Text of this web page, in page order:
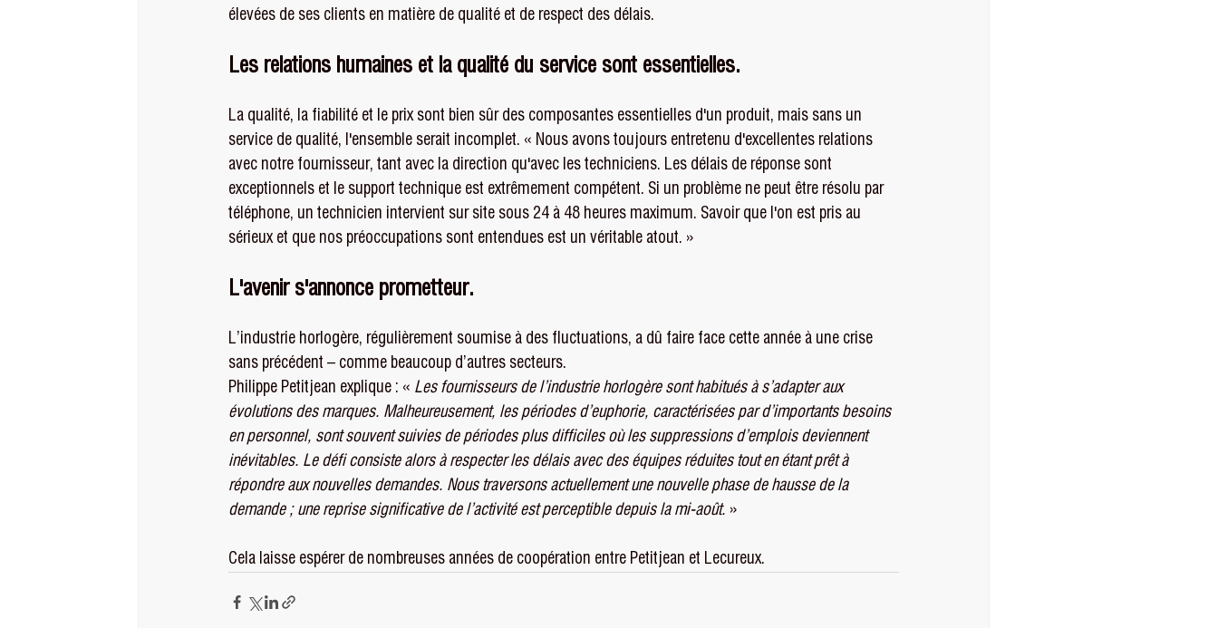
élevées de ses clients en matière de qualité et de respect des délais.
Les relations humaines et la qualité du service sont essentielles.
La qualité, la fiabilité et le prix sont bien sûr des composantes essentielles d'un produit, mais sans un
service de qualité, l'ensemble serait incomplet. « Nous avons toujours entretenu d'excellentes relations
avec notre fournisseur, tant avec la direction qu'avec les techniciens. Les délais de réponse sont
exceptionnels et le support technique est extrêmement compétent. Si un problème ne peut être résolu par
téléphone, un technicien intervient sur site sous 24 à 48 heures maximum. Savoir que l'on est pris au
sérieux et que nos préoccupations sont entendues est un véritable atout. »
L'avenir s'annonce prometteur.
L’industrie horlogère, régulièrement soumise à des fluctuations, a dû faire face cette année à une crise
sans précédent – comme beaucoup d’autres secteurs.
Philippe Petitjean explique : « Les fournisseurs de l’industrie horlogère sont habitués à s’adapter aux
évolutions des marques. Malheureusement, les périodes d’euphorie, caractérisées par d’importants besoins
en personnel, sont souvent suivies de périodes plus difficiles où les suppressions d’emplois deviennent
inévitables. Le défi consiste alors à respecter les délais avec des équipes réduites tout en étant prêt à
répondre aux nouvelles demandes. Nous traversons actuellement une nouvelle phase de hausse de la
demande ; une reprise significative de l’activité est perceptible depuis la mi-août. »
Cela laisse espérer de nombreuses années de coopération entre Petitjean et Lecureux.